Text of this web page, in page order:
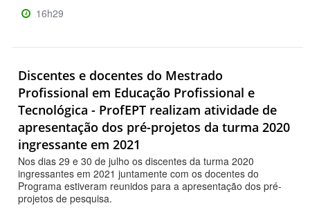
16h29
Discentes e docentes do Mestrado
Profissional em Educação Profissional e
Tecnológica - ProfEPT realizam atividade de
apresentação dos pré-projetos da turma 2020
ingressante em 2021
Nos dias 29 e 30 de julho os discentes da turma 2020
ingressantes em 2021 juntamente com os docentes do
Programa estiveram reunidos para a apresentação dos pré-
projetos de pesquisa.